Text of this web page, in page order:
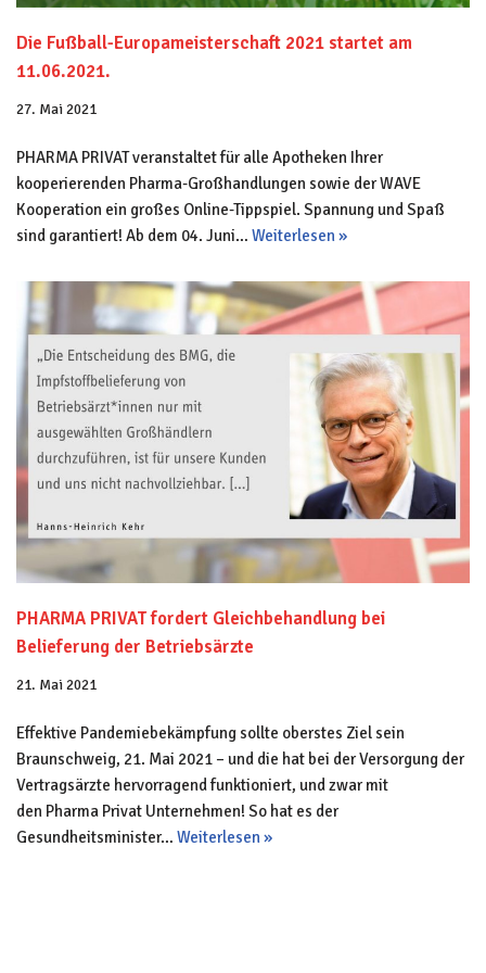
Die Fußball-Europameisterschaft 2021 startet am
11.06.2021.
27. Mai 2021
PHARMA PRIVAT veranstaltet für alle Apotheken Ihrer
kooperierenden Pharma-Großhandlungen sowie der WAVE
Kooperation ein großes Online-Tippspiel. Spannung und Spaß
sind garantiert! Ab dem 04. Juni… Weiterlesen »
PHARMA PRIVAT fordert Gleichbehandlung bei
Belieferung der Betriebsärzte
21. Mai 2021
Effektive Pandemiebekämpfung sollte oberstes Ziel sein
Braunschweig, 21. Mai 2021 – und die hat bei der Versorgung der
Vertragsärzte hervorragend funktioniert, und zwar mit
den Pharma Privat Unternehmen! So hat es der
Gesundheitsminister… Weiterlesen »